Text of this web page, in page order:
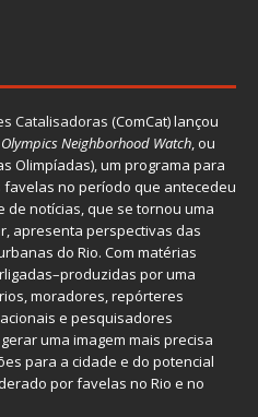
Catalisadoras (ComCat) lançou
Neighborhood Watch, ou
Olimpíadas), um programa para
no período que antecedeu
de notícias, que se tornou uma
apresenta perspectivas das
do Rio. Com matérias
por uma
moradores, repórteres
e pesquisadores
uma imagem mais precisa
para a cidade e do potencial
por favelas no Rio e no